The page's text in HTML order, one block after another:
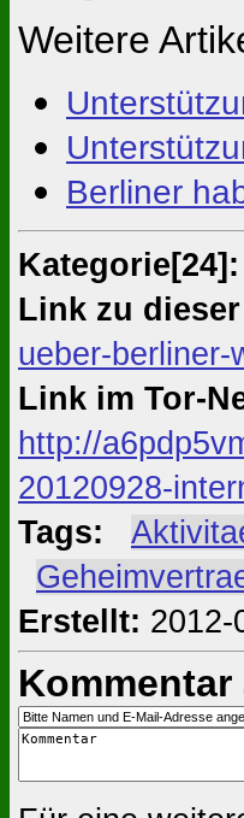
Weitere
Berliner
Kategorie[24]:
Link zu
ueber-berliner-
Link im Tor-
http://
20120928-
Tags:
Erstellt: 2012-
Kommentar